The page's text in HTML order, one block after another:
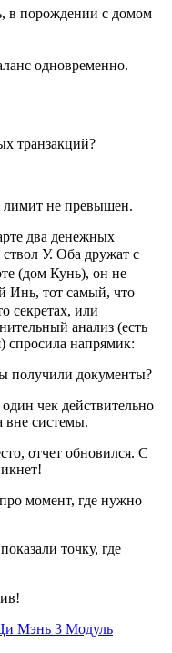
в порождении с домом
одновременно.
транзакций?
не превышен.
два денежных
ствол У. Оба дружат с
(дом Кунь), он не
Инь, тот самый, что
секретах, или
анализ (есть
спросила напрямик:
получили документы?
чек действительно
вне системы.
отчет обновился. С
момент, где нужно
точку, где
Мэнь 3 Модуль